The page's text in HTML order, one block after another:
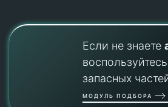
Если не знаете
запасных
МОДУЛЬ ПОДБОРА